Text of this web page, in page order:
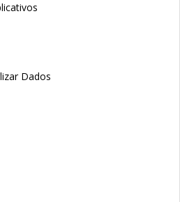
Dados